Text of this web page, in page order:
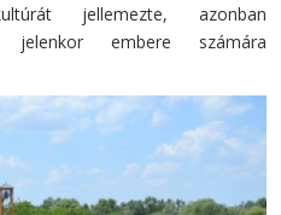
jellemezte, azonban
jelenkor embere számára